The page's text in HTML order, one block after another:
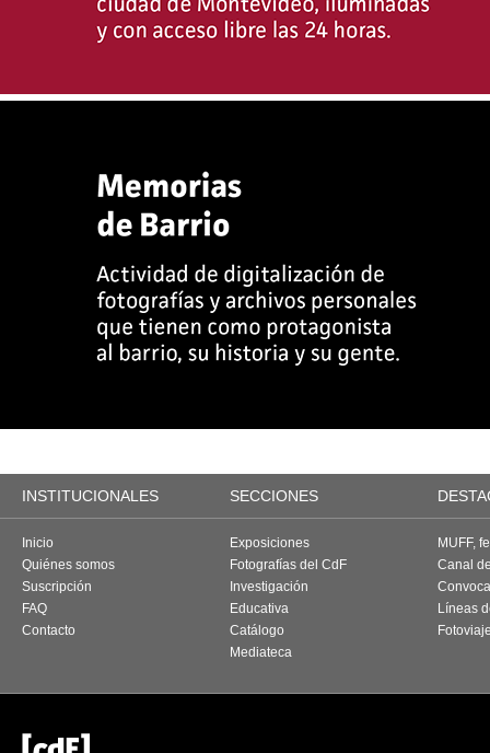
INSTITUCIONALES SECCIONES
Inicio
Quiénes somos
Suscripción
FAQ
Contacto
Exposiciones
Fotografías del CdF
Investigación
Educativa
Catálogo
Mediateca
MUFF,
Canal
Líneas